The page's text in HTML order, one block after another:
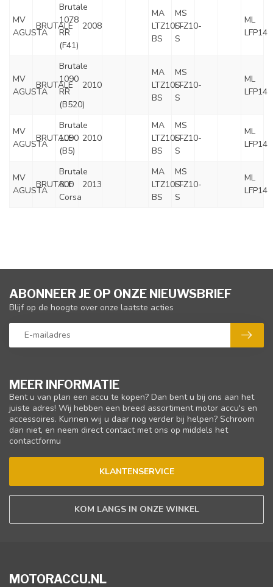
MV
AGUSTA
BRUTALE
Brutale
1078
RR
(F41)
2008
MA
LTZ10S-
BS
MS
LTZ10-
S
ML
LFP14
MV
AGUSTA
BRUTALE
Brutale
1090
RR
(B520)
2010
MA
LTZ10S-
BS
MS
LTZ10-
S
ML
LFP14
MV
AGUSTA
BRUTALE
Brutale
1090
(B5)
2010
MA
LTZ10S-
BS
MS
LTZ10-
S
ML
LFP14
MV
AGUSTA
BRUTALE
Brutale
800
Corsa
2013
MA
LTZ10S-
BS
MS
LTZ10-
S
ML
LFP14
MEER INFORMATIE
Bent u van plan een accu te kopen? Dan bent u bij ons aan het
juiste adres! Wij hebben een breed assortiment motor accu's en
accessoires. Kunnen wij u daar nog verder bij helpen? Schroom
dan niet, en neem direct contact met ons op middels het
contactformu
KLANTENSERVICE
KOM LANGS IN ONZE WINKEL
ABONNEER JE OP ONZE NIEUWSBRIEF
Blijf op de hoogte over onze laatste acties
MOTORACCU.NL